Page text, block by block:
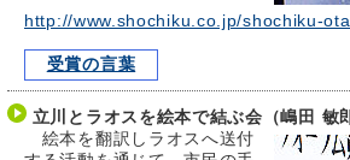
http://www.shochiku.co.jp/shochiku-
受賞の言葉
立川とラオスを絵本で結ぶ会（嶋田 敏
絵本を翻訳しラオスへ送付